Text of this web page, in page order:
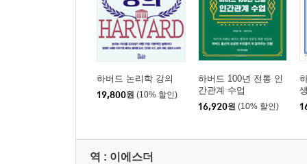
하버드 논리학 강의
19,800원 (10% 할인)
하버드 100년 전통 인
간관계 수업
16,920원 (10% 할인)
역 : 이에스더